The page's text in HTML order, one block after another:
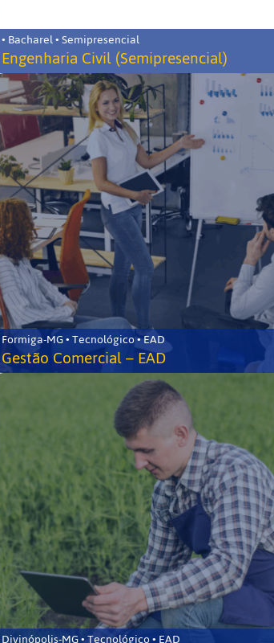
• Bacharel • Semipresencial
Engenharia Civil (Semipresencial)
Formiga-MG • Tecnológico • EAD
Gestão Comercial – EAD